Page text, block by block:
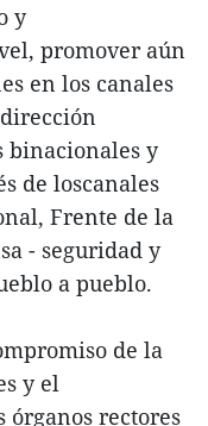
y
promover aún
en los canales
binacionales y
de loscanales
Frente de la
- seguridad y
a pueblo.
de la
y el
órganos rectores